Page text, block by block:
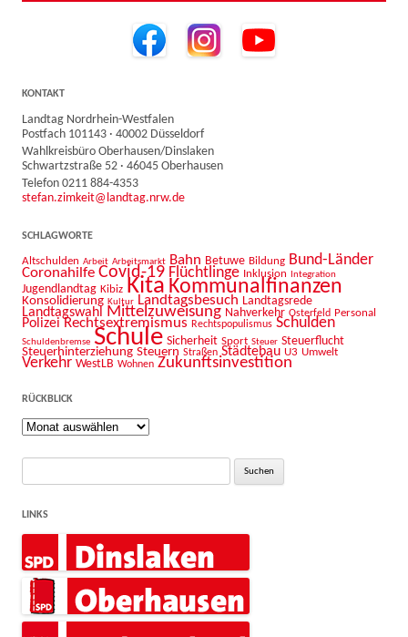
KONTAKT
Landtag Nordrhein-Westfalen
Postfach 101143 · 40002 Düsseldorf
Wahlkreisbüro Oberhausen/Dinslaken
Schwartzstraße 52 · 46045 Oberhausen
Telefon 0211 884-4353
stefan.zimkeit@landtag.nrw.de
SCHLAGWORTE
Altschulden Arbeit Arbeitsmarkt Bahn Betuwe Bildung Bund-Länder
Coronahilfe Covid-19 Flüchtlinge Inklusion Integration
Jugendlandtag Kibiz Kita Kommunalfinanzen
Konsolidierung Kultur Landtagsbesuch Landtagsrede
Landtagswahl Mittelzuweisung Nahverkehr Osterfeld Personal
Polizei Rechtsextremismus Rechtspopulismus Schulden
Schuldenbremse Schule Sicherheit Sport Steuer Steuerflucht
Steuerhinterziehung Steuern Straßen Städtebau U3 Umwelt
Verkehr WestLB Wohnen Zukunftsinvestition
RÜCKBLICK
Rückblick
LINKS